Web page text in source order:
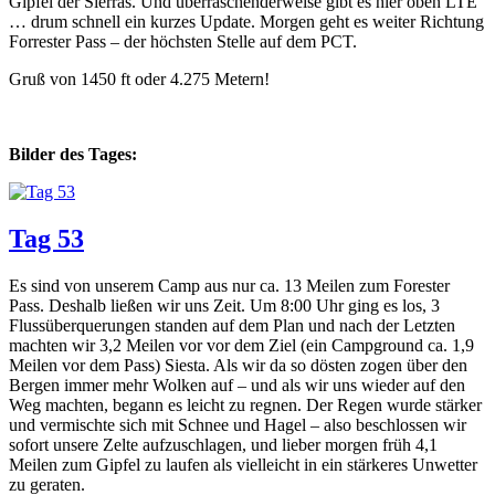
… drum schnell ein kurzes Update. Morgen geht es weiter Richtung
Forrester Pass – der höchsten Stelle auf dem PCT.
Gruß von 1450 ft oder 4.275 Metern!
Bilder des Tages:
Tag 53
Es sind von unserem Camp aus nur ca. 13 Meilen zum Forester
Pass. Deshalb ließen wir uns Zeit. Um 8:00 Uhr ging es los, 3
Flussüberquerungen standen auf dem Plan und nach der Letzten
machten wir 3,2 Meilen vor vor dem Ziel (ein Campground ca. 1,9
Meilen vor dem Pass) Siesta. Als wir da so dösten zogen über den
Bergen immer mehr Wolken auf – und als wir uns wieder auf den
Weg machten, begann es leicht zu regnen. Der Regen wurde stärker
und vermischte sich mit Schnee und Hagel – also beschlossen wir
sofort unsere Zelte aufzuschlagen, und lieber morgen früh 4,1
Meilen zum Gipfel zu laufen als vielleicht in ein stärkeres Unwetter
zu geraten.